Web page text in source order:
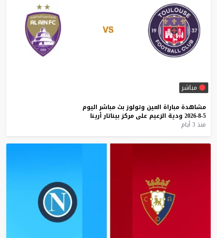
مباشر
مشاهدة مباراة العين وتولوز بث مباشر اليوم
5-8-2026
ودية الزعيم على مركز بيناتار أرينا
منذ 3 أيام